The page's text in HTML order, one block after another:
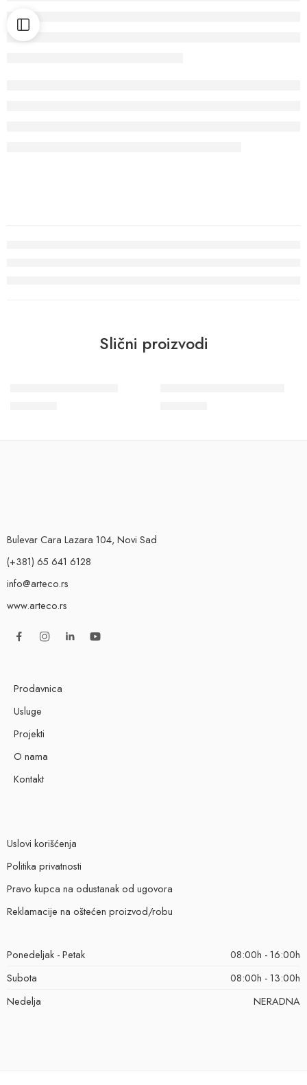
Slični proizvodi
Bulevar Cara Lazara 104, Novi Sad
(+381) 65 641 6128
info@arteco.rs
www.arteco.rs
Prodavnica
Usluge
Projekti
O nama
Kontakt
Uslovi korišćenja
Politika privatnosti
Pravo kupca na odustanak od ugovora
Reklamacije na oštećen proizvod/robu
Ponedeljak - Petak
08:00h - 16:00h
Subota
08:00h - 13:00h
Nedelja
NERADNA